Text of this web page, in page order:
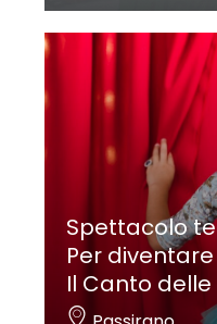
Spettacolo
Per
Il Canto